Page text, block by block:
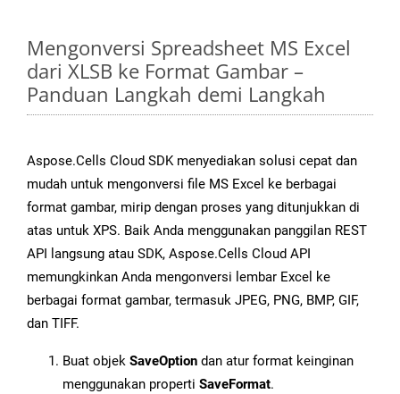
Mengonversi Spreadsheet MS Excel
dari XLSB ke Format Gambar –
Panduan Langkah demi Langkah
Aspose.Cells Cloud SDK menyediakan solusi cepat dan
mudah untuk mengonversi file MS Excel ke berbagai
format gambar, mirip dengan proses yang ditunjukkan di
atas untuk XPS. Baik Anda menggunakan panggilan REST
API langsung atau SDK, Aspose.Cells Cloud API
memungkinkan Anda mengonversi lembar Excel ke
berbagai format gambar, termasuk JPEG, PNG, BMP, GIF,
dan TIFF.
Buat objek SaveOption dan atur format keinginan
menggunakan properti SaveFormat.